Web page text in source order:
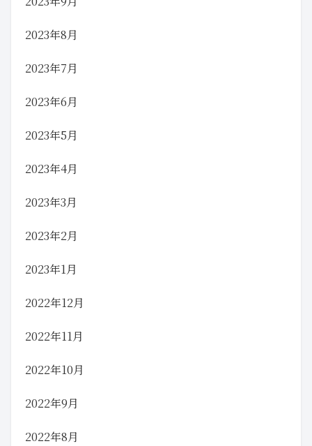
2023年8月
2023年7月
2023年6月
2023年5月
2023年4月
2023年3月
2023年2月
2023年1月
2022年12月
2022年11月
2022年10月
2022年9月
2022年8月